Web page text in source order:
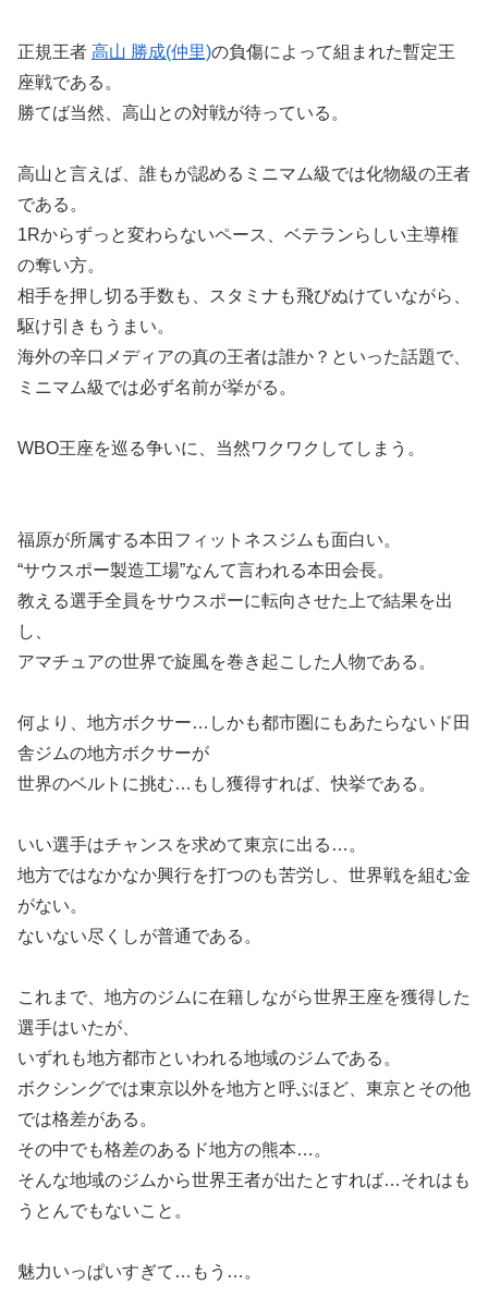
正規王者 高山 勝成(仲里)の負傷によって組まれた暫定王
座戦である。
勝てば当然、高山との対戦が待っている。
高山と言えば、誰もが認めるミニマム級では化物級の王者
である。
1Rからずっと変わらないペース、ベテランらしい主導権
の奪い方。
相手を押し切る手数も、スタミナも飛びぬけていながら、
駆け引きもうまい。
海外の辛口メディアの真の王者は誰か？といった話題で、
ミニマム級では必ず名前が挙がる。
WBO王座を巡る争いに、当然ワクワクしてしまう。
福原が所属する本田フィットネスジムも面白い。
“サウスポー製造工場”なんて言われる本田会長。
教える選手全員をサウスポーに転向させた上で結果を出
し、
アマチュアの世界で旋風を巻き起こした人物である。
何より、地方ボクサー…しかも都市圏にもあたらないド田
舎ジムの地方ボクサーが
世界のベルトに挑む…もし獲得すれば、快挙である。
いい選手はチャンスを求めて東京に出る…。
地方ではなかなか興行を打つのも苦労し、世界戦を組む金
がない。
ないない尽くしが普通である。
これまで、地方のジムに在籍しながら世界王座を獲得した
選手はいたが、
いずれも地方都市といわれる地域のジムである。
ボクシングでは東京以外を地方と呼ぶほど、東京とその他
では格差がある。
その中でも格差のあるド地方の熊本…。
そんな地域のジムから世界王者が出たとすれば…それはも
うとんでもないこと。
魅力いっぱいすぎて…もう…。